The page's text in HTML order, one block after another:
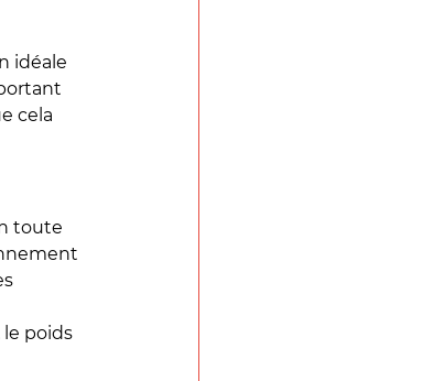
idéale
cela
toute
poids